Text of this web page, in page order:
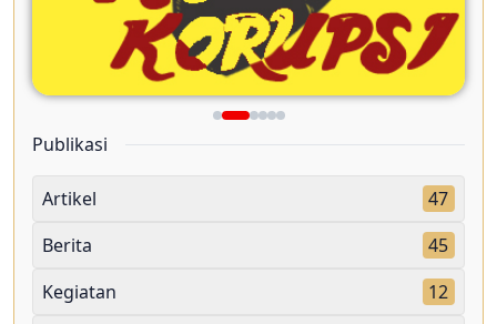
Publikasi
Artikel
47
Berita
45
Kegiatan
12